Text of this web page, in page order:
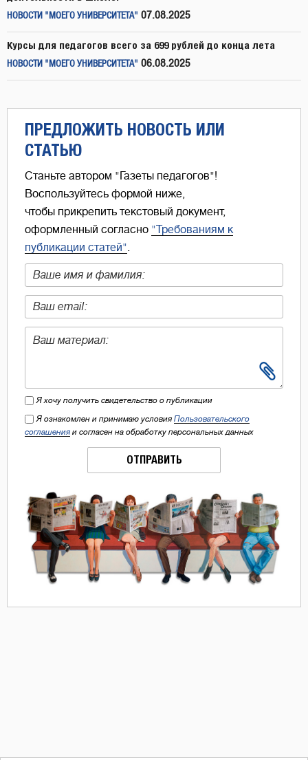
НОВОСТИ "МОЕГО УНИВЕРСИТЕТА" 07.08.2025
Курсы для педагогов всего за 699 рублей до конца лета
НОВОСТИ "МОЕГО УНИВЕРСИТЕТА" 06.08.2025
ПРЕДЛОЖИТЬ НОВОСТЬ ИЛИ
СТАТЬЮ
Станьте автором "Газеты педагогов"!
Воспользуйтесь формой ниже,
чтобы прикрепить текстовый документ,
оформленный согласно "Требованиям к
публикации статей"
Я хочу получить свидетельство о публикации
Я ознакомлен и принимаю условия Пользовательского
соглашения и согласен на обработку персональных данных
ОТПРАВИТЬ